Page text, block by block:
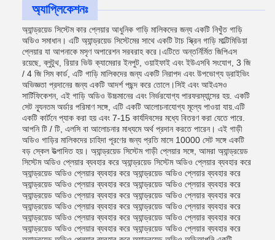
অ্যাপ্লিকেশনঃ
অ্যান্ড্রয়েড সিস্টেম কার প্লেয়ার আধুনিক গাড়ি মালিকদের জন্য একটি নিখুঁত গাড়ি
অডিও সমাধান। এটি অ্যান্ড্রয়েড সিস্টেমের সাথে একটি টাচ স্ক্রিন গাড়ি মাল্টিমিডিয়া
প্লেয়ার যা আপনাকে মসৃণ অপারেশন সরবরাহ করে।এটিতে অন্তর্নির্মিত জিপিএস
রয়েছে, ব্লুটুথ, রিয়ার ভিউ ক্যামেরার ইনপুট, ওয়াইফাই এবং ইউএসবি সংযোগ, 3 জি
/ 4 জি সিম কার্ড, এটি গাড়ি মালিকদের জন্য একটি নিরাপদ এবং উপভোগ্য ড্রাইভিং
অভিজ্ঞতা প্রদানের জন্য একটি আদর্শ পছন্দ করে তোলে।সিই এবং আইএসও
সার্টিফিকেশন, এই গাড়ি অডিও উচ্চমানের এবং নির্ভরযোগ্য পারফরম্যান্সের হয়. একটি
সেট ন্যূনতম অর্ডার পরিমাণ সঙ্গে, এটি একটি আলোচনাযোগ্য মূল্যে পাওয়া যায়.এটি
একটি কার্টনে প্যাক করা হয় এবং 7-15 কার্যদিবসের মধ্যে বিতরণ করা যেতে পারে.
আপনি টি / টি, এলসি বা আলোচনার মাধ্যমে অর্থ প্রদান করতে পারেন। এই গাড়ী
অডিও গাড়ির মালিকদের চাহিদা পূরণের জন্য প্রতি মাসে 10000 সেট সঙ্গে একটি
বড় স্কেল উত্পাদিত হয়। অ্যান্ড্রয়েড সিস্টেম গাড়ী প্লেয়ার সঙ্গে, আমরা অ্যান্ড্রয়েড
সিস্টেম অডিও প্লেয়ার ব্যবহার করে অ্যান্ড্রয়েড সিস্টেম অডিও প্লেয়ার ব্যবহার করে
অ্যান্ড্রয়েড অডিও প্লেয়ার ব্যবহার করে অ্যান্ড্রয়েড অডিও প্লেয়ার ব্যবহার করে
অ্যান্ড্রয়েড অডিও প্লেয়ার ব্যবহার করে অ্যান্ড্রয়েড অডিও প্লেয়ার ব্যবহার করে
অ্যান্ড্রয়েড অডিও প্লেয়ার ব্যবহার করে অ্যান্ড্রয়েড অডিও প্লেয়ার ব্যবহার করে
অ্যান্ড্রয়েড অডিও প্লেয়ার ব্যবহার করে অ্যান্ড্রয়েড অডিও প্লেয়ার ব্যবহার করে
অ্যান্ড্রয়েড অডিও প্লেয়ার ব্যবহার করে অ্যান্ড্রয়েড অডিও প্লেয়ার ব্যবহার করে
অ্যান্ড্রয়েড অডিও প্লেয়ার ব্যবহার করে অ্যান্ড্রয়েড অডিও প্লেয়ার ব্যবহার করে